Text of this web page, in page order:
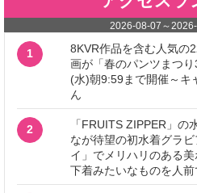
2026-08-07 ～
1
8KVR作品を含む人気の
画が「春のパンツまつ
(水)朝9:59まで開催～キ
ん
2
「FRUITS ZIPPER」の
なが待望の初水着グラ
イ」でメリハリのある
下着みたいなものを人前